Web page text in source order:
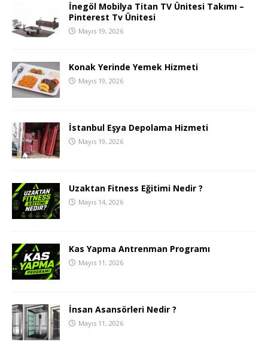
İnegöl Mobilya Titan TV Ünitesi Takımı –
Pinterest Tv Ünitesi
Mayıs 19, 2026
Konak Yerinde Yemek Hizmeti
Mayıs 19, 2026
İstanbul Eşya Depolama Hizmeti
Mayıs 19, 2026
Uzaktan Fitness Eğitimi Nedir ?
Mayıs 14, 2026
Kas Yapma Antrenman Programı
Mayıs 11, 2026
İnsan Asansörleri Nedir ?
Mayıs 11, 2026